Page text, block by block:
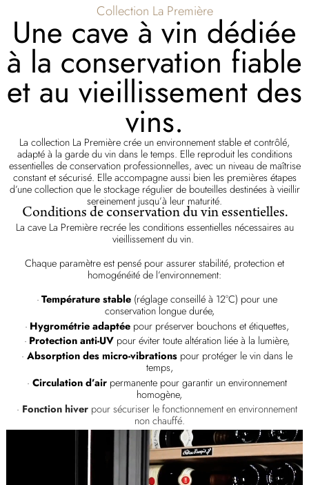
Collection La Première
Une cave à vin dédiée
à la conservation fiable
et au vieillissement des
vins.
La collection La Première crée un environnement stable et contrôlé,
adapté à la garde du vin dans le temps. Elle reproduit les conditions
essentielles de conservation professionnelles, avec un niveau de maîtrise
constant et sécurisé. Elle accompagne aussi bien les premières étapes
d’une collection que le stockage régulier de bouteilles destinées à vieillir
sereinement jusqu’à leur maturité.
Conditions de conservation du vin essentielles.
La cave La Première recrée les conditions essentielles nécessaires au
vieillissement du vin.
Chaque paramètre est pensé pour assurer stabilité, protection et
homogénéité de l’environnement:
Température stable (réglage conseillé à 12°C) pour une
conservation longue durée,
Hygrométrie adaptée pour préserver bouchons et étiquettes,
Protection anti-UV pour éviter toute altération liée à la lumière,
Absorption des micro-vibrationspour protéger le vin dans le
temps,
Circulation d’airpermanente pour garantir un environnement
homogène,
Fonction hiverpour sécuriser le fonctionnement en environnement
non chauffé.